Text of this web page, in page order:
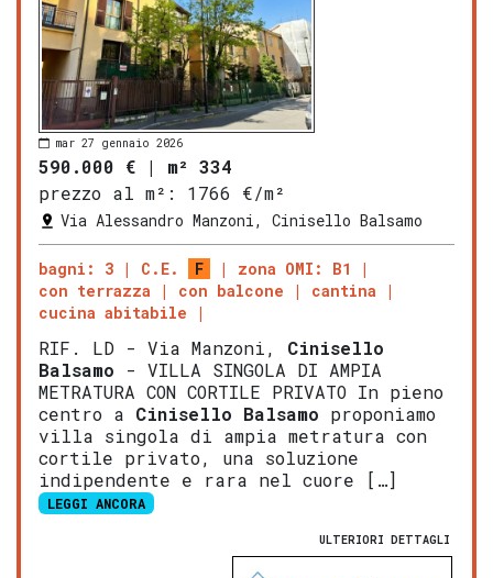
mar 27 gennaio 2026
590.000 € | m² 334
prezzo al m²:
1766 €/m²
Via Alessandro Manzoni, Cinisello Balsamo
bagni: 3 C.E. F
zona OMI: B1
con terrazza
con balcone
cantina
cucina abitabile
RIF. LD - Via Manzoni, Cinisello
Balsamo - VILLA SINGOLA DI AMPIA
METRATURA CON CORTILE PRIVATO In pieno
centro a Cinisello Balsamo proponiamo
villa singola di ampia metratura con
cortile privato, una soluzione
indipendente e rara nel cuore […]
LEGGI ANCORA
ULTERIORI DETTAGLI